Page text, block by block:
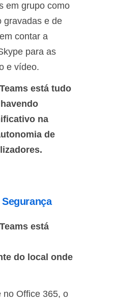
em grupo como
gravadas e de
contar a
para as
e vídeo.
está tudo
na
de
está
do local onde
no Office 365, o